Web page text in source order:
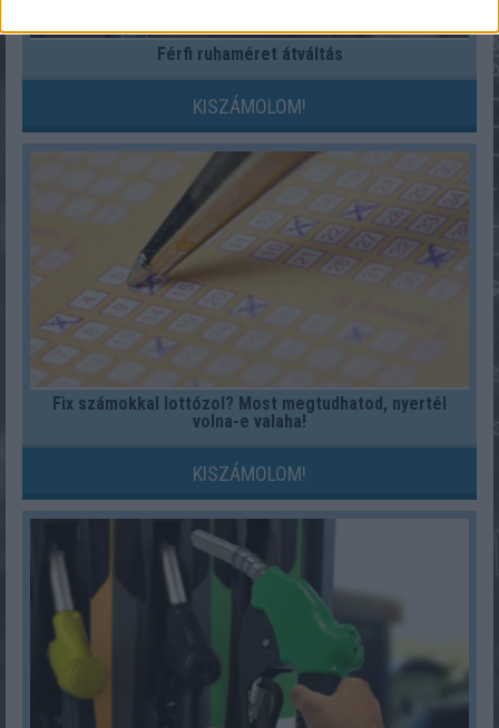
Férfi ruhaméret átváltás
KISZÁMOLOM!
Fix számokkal lottózol? Most megtudhatod, nyertél
volna-e valaha!
KISZÁMOLOM!